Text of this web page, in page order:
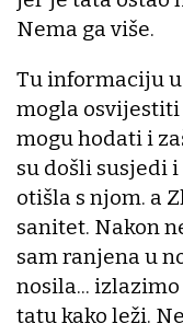
Nema ga više.
Tu informaciju
mogla
mogu hodati i
su došli susjedi
otišla s njom. a
sanitet. Nakon
sam ranjena u
nosila...
tatu kako leži.